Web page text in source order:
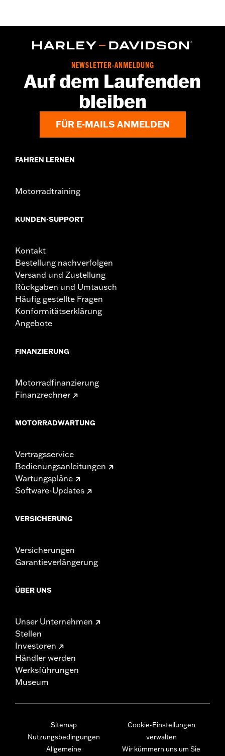
In Einheiten erhältlich:Jeweils
Installationsanleitung
,,,,,,,,,,,,,,,,,,,,,,,,,,,,,,,,,,,,,,,,,,,,,,,,,,,,,,,,,,,,,,,,,,
NEWSLETTER-ANMELDUNG
Auf dem Laufenden
bleiben
FÜR E-MAILS ANMELDEN
FAHREN LERNEN
Motorradtraining
KUNDEN-SUPPORT
Kontakt
Bestellung nachverfolgen
Versand und Zustellung
Rückgaben und Umtausch
Häufig gestellte Fragen
Konformitätserklärung
Angebote
FINANZIERUNG
Motorradfinanzierung
Finanzrechner
MOTORRADWARTUNG
Vertragsservice
Bedienungsanleitungen
Wartungspläne
Software-Updates
VERSICHERUNG
Versicherungen
Garantieverlängerung
ÜBER UNS
Unser Unternehmen
Stellen
Investoren
Händler werden
Werksführungen
Museum
Sitemap
Nutzungsbedingungen
Allgemeine
Cookie-Einstellungen
verwalten
Wir kümmern uns um Sie